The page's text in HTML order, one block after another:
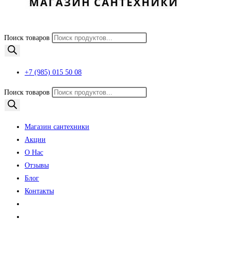
Поиск товаров
+7 (985) 015 50 08
Поиск товаров
Магазин сантехники
Акции
О Нас
Отзывы
Блог
Контакты